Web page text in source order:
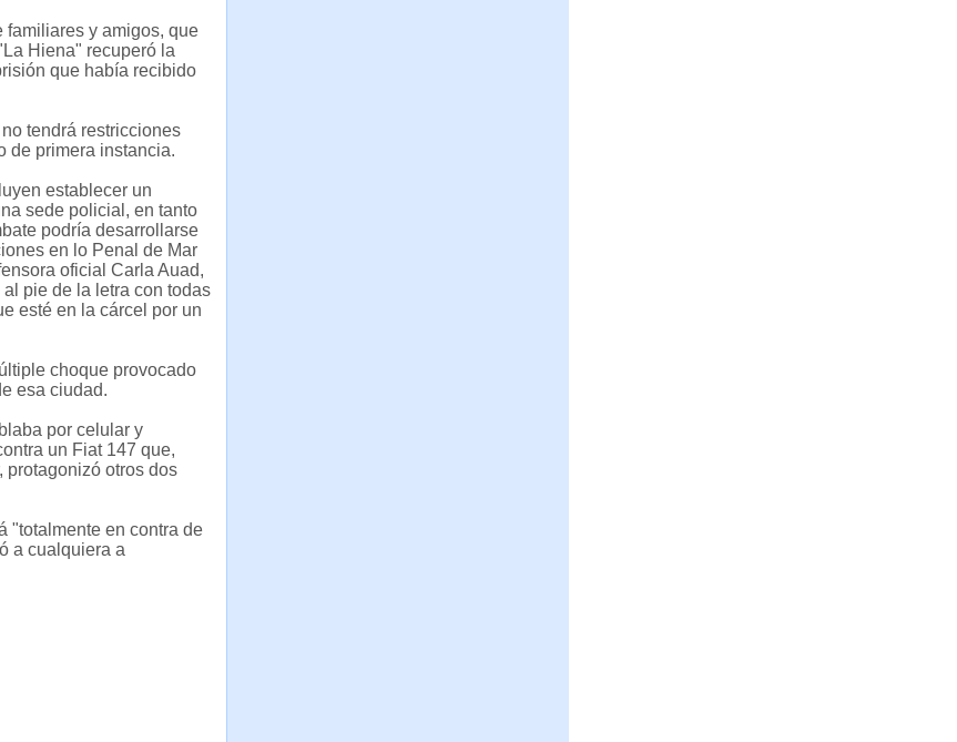
familiares y amigos, que
Hiena" recuperó la
que había recibido
tendrá restricciones
de primera instancia.
establecer un
sede policial, en tanto
podría desarrollarse
en lo Penal de Mar
oficial Carla Auad,
pie de la letra con todas
esté en la cárcel por un
choque provocado
esa ciudad.
por celular y
un Fiat 147 que,
protagonizó otros dos
"totalmente en contra de
a cualquiera a